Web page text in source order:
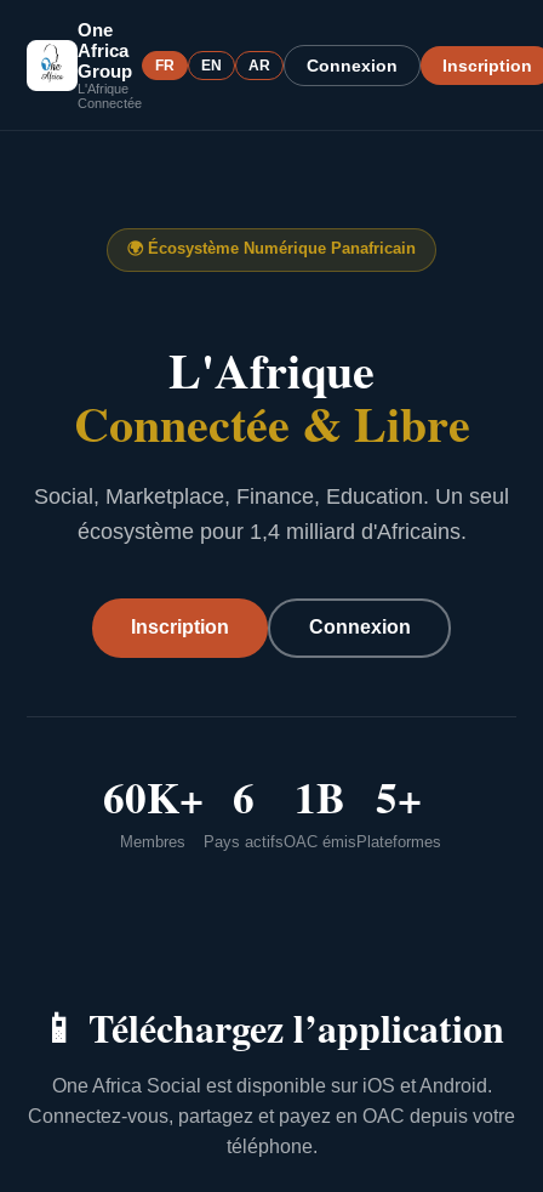
One
Africa
Group
L'Afrique
Connectée
FR EN AR Connexion Inscription
🌍 Écosystème Numérique Panafricain
L'Afrique
Connectée & Libre
Social, Marketplace, Finance, Education. Un seul
écosystème pour 1,4 milliard d'Africains.
Inscription Connexion
60K+
Membres
6
Pays actifs
1B
OAC émis
5+
Plateformes
📱 Téléchargez l’application
One Africa Social est disponible sur iOS et Android.
Connectez-vous, partagez et payez en OAC depuis votre
téléphone.